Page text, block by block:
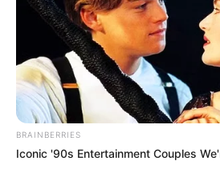
BRAINBERRIES
Iconic '90s Entertainment Couples